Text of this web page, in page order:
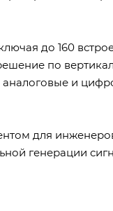
до 160
по
аналоговые и
для
генерации